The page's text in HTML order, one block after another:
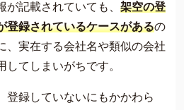
記載されていても、 架空の登
登録されているケースがあるの
、実在する会社名や類似の会社
てしまいがちです。
登録していないにもかかわら